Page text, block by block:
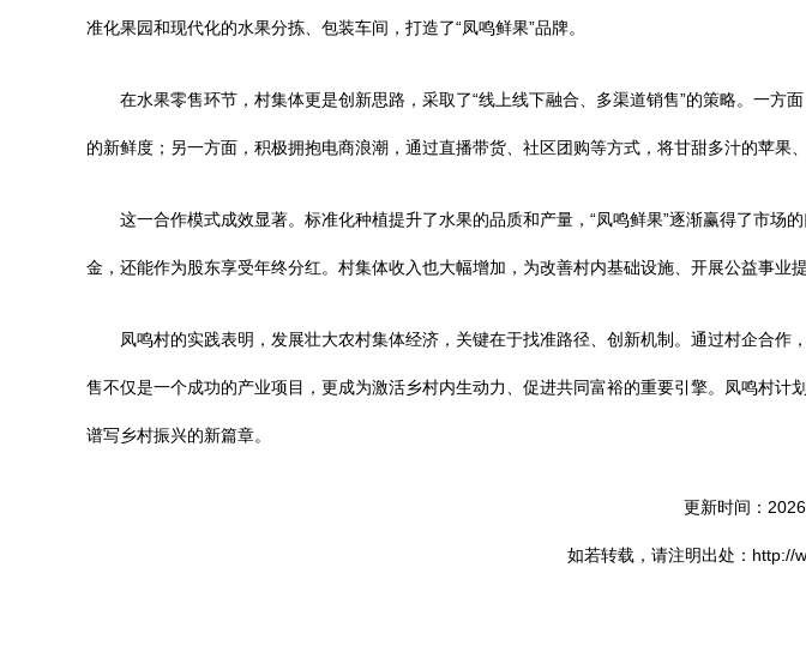
准化果园和现代化的水果分拣、包装车间，打造了“凤鸣鲜果”品牌。
在水果零售环节，村集体更是创新思路，采取了“线上线下融合、多渠道销售”的策略。一方
的新鲜度；另一方面，积极拥抱电商浪潮，通过直播带货、社区团购等方式，将甘甜多汁的苹果
这一合作模式成效显著。标准化种植提升了水果的品质和产量，“凤鸣鲜果”逐渐赢得了市
金，还能作为股东享受年终分红。村集体收入也大幅增加，为改善村内基础设施、开展公益事业
凤鸣村的实践表明，发展壮大农村集体经济，关键在于找准路径、创新机制。通过村企合
售不仅是一个成功的产业项目，更成为激活乡村内生动力、促进共同富裕的重要引擎。凤鸣村
谱写乡村振兴的新篇章。
更新时间：
如若转载，请注明出处：http://